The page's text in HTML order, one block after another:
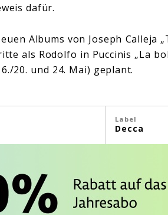
dafür.
Albums von Joseph Calleja
als Rodolfo in Puccinis „La
20. und 24. Mai) geplant.
Label
Decca